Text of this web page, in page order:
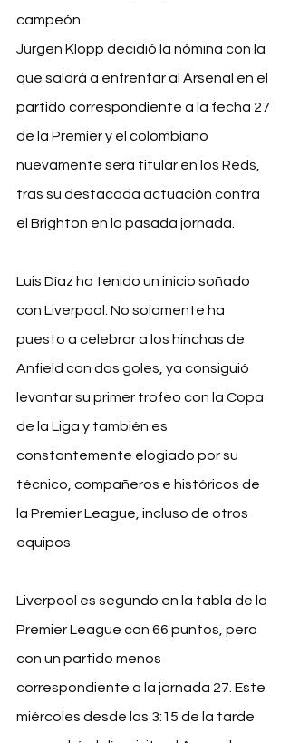
campeón.
Jurgen Klopp decidió la nómina con la
que saldrá a enfrentar al Arsenal en el
partido correspondiente a la fecha 27
de la Premier y el colombiano
nuevamente será titular en los Reds,
tras su destacada actuación contra
el Brighton en la pasada jornada.
Luis Díaz ha tenido un inicio soñado
con Liverpool. No solamente ha
puesto a celebrar a los hinchas de
Anfield con dos goles , ya consiguió
levantar su primer trofeo con la Copa
de la Liga y también es
constantemente elogiado por su
técnico, compañeros e históricos de
la Premier League, incluso de otros
equipos.
Liverpool es segundo en la tabla de la
Premier League con 66 puntos, pero
con un partido menos
correspondiente a la jornada 27. Este
miércoles desde las 3:15 de la tarde